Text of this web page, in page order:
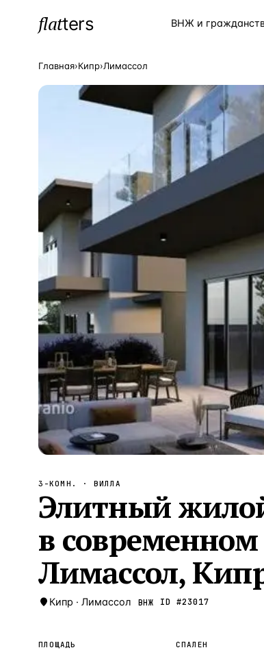
flatters ВНЖ и
ПОПУЛЯРНЫЕ НАПРАВЛЕНИЯ
Испания —Страна
Страна
Таиланд Страна
Сочи —Локация
Алания — Локация
Бангкок —Локация
Новороссийск —Локация
Стамбул —Локация
Анталия Локация
Главная›Кипр›Лимассол
3-КОМН. · ВИЛЛА
Элитный
в
Лимассол,
Кипр · Лимассол ВНЖ ID #23017
ПЛОЩАДЬ СПАЛЕН